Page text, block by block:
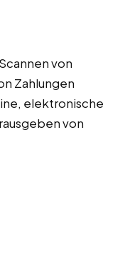
von
Zahlungen
elektronische
von